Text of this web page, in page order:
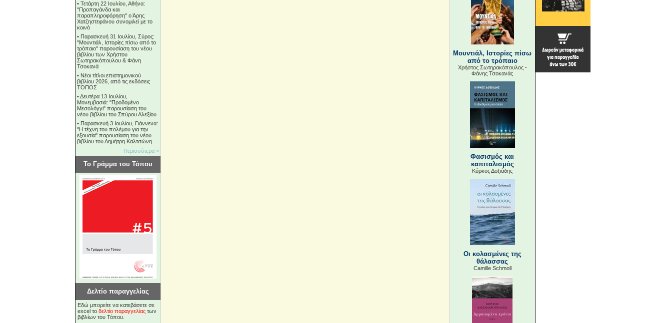
• Τετάρτη 22 Ιουλίου, Αθήνα:
"Προπαγάνδα και
παραπληροφόρηση" ο Άρης
Χατζηστεφάνου συνομιλεί με το
κοινό
• Παρασκευή 31 Ιουλίου, Σύρος:
"Μουντιάλ, Ιστορίες πίσω από το
τρόπαιο" παρουσίαση του νέου
βιβλίου των Χρήστου
Σωτηρακόπουλου & Φάνη
Τσοκανά
• Νέοι τίτλοι επιστημονικού
βιβλίου 2026, από τις εκδόσεις
ΤΟΠΟΣ
•Δευτέρα 13 Ιουλίου,
Μονεμβασιά: "Προδομένο
Μεσολόγγι" παρουσίαση του
νέου βιβλίου του Σπύρου Αλεξίου
• Παρασκευή 3 Ιουλίου, Γιάννενα:
"Η τέχνη του πολέμου για την
εξουσία" παρουσίαση του νέου
βιβλίου του Δημήτρη Καλτσώνη
Περισσότερα »
Το Γράμμα του Τόπου
Δελτίο παραγγελίας
Εδώ μπορείτε να κατεβάσετε σε
excel το δελτίο παραγγελίαςτων
βιβλίων του Τόπου.
Μουντιάλ, Ιστορίες πίσω
από το τρόπαιο
Χρήστος Σωτηρακόπουλος -
Φάνης Τσοκανάς
Φασισμός και
καπιταλισμός
Κύρκος Δοξιάδης
Οι κολασμένες της
θάλασσας
Camille Schmoll